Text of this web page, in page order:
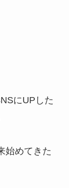
にUPした
始めてきた